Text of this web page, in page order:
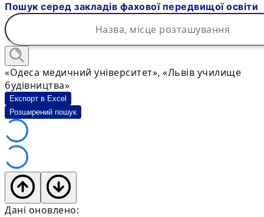
Пошук серед закладів фахової передвищої освіти
«Одеса медичний університет», «Львів училище
будівництва»
Експорт в Excel
Розширений пошук
Дані оновлено: